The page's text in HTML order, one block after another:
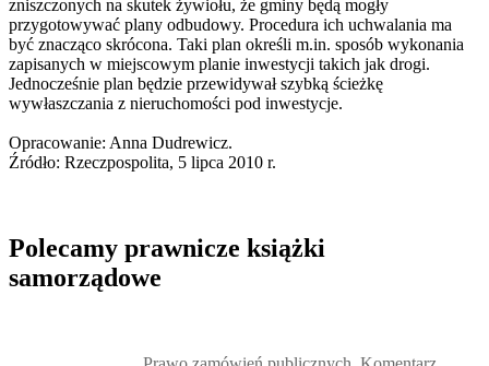
zniszczonych na skutek żywiołu, że gminy będą mogły
przygotowywać plany odbudowy. Procedura ich uchwalania ma
być znacząco skrócona. Taki plan określi m.in. sposób wykonania
zapisanych w miejscowym planie inwestycji takich jak drogi.
Jednocześnie plan będzie przewidywał szybką ścieżkę
wywłaszczania z nieruchomości pod inwestycje.
Opracowanie: Anna Dudrewicz.
Źródło: Rzeczpospolita, 5 lipca 2010 r.
Polecamy prawnicze książki
samorządowe